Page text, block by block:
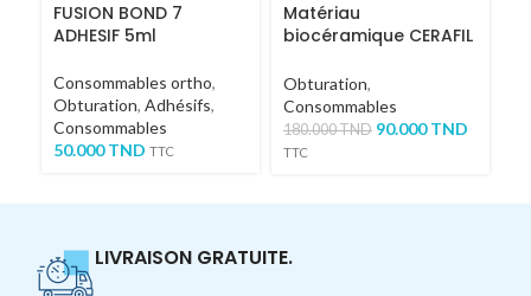
FUSION BOND 7
ADHESIF 5ml
Consommables ortho,
Obturation, Adhésifs,
Consommables
50.000TND TTC
Matériau
biocéramique CERAFIL
Obturation,
Consommables
180.000TND 90.000TND
TTC
LIVRAISON GRATUITE.